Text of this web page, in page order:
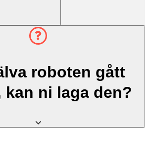
roboten gått
kan ni laga den?